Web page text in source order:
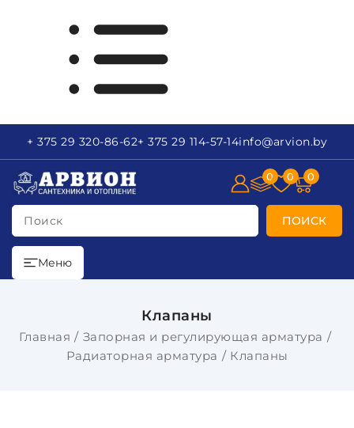
+ 375 29 320-86-62+ 375 29 114-57-14info@arvion.by
Поиск ПОИСК
0 0 0
Меню
Клапаны
Главная
Запорная и регулирующая арматура
Радиаторная арматура
Клапаны